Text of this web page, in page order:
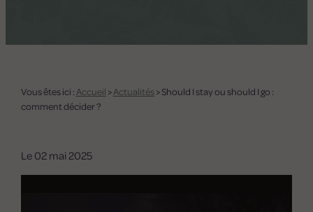
Vous êtes ici : Accueil >Actualités> Should I stay ou should I go :
comment décider ?
Le 02 mai 2025